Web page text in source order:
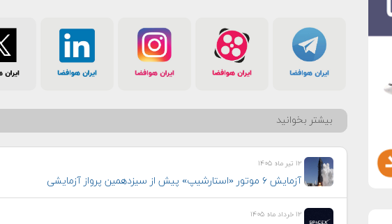
بیشتر بخوانید
۱۲ تیر ماه ۱۴۰۵
آزمایش ۶ موتور «استارشیپ» پیش از سیزدهمین پرواز آزمایشی
۱۲ خرداد ماه ۱۴۰۵